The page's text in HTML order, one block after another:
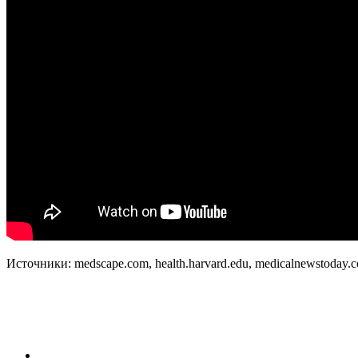
Источники: medscape.com, health.harvard.edu,